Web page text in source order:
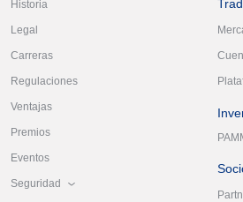
Historia
Legal
Carreras
Regulaciones
Ventajas
Premios
Eventos
Seguridad